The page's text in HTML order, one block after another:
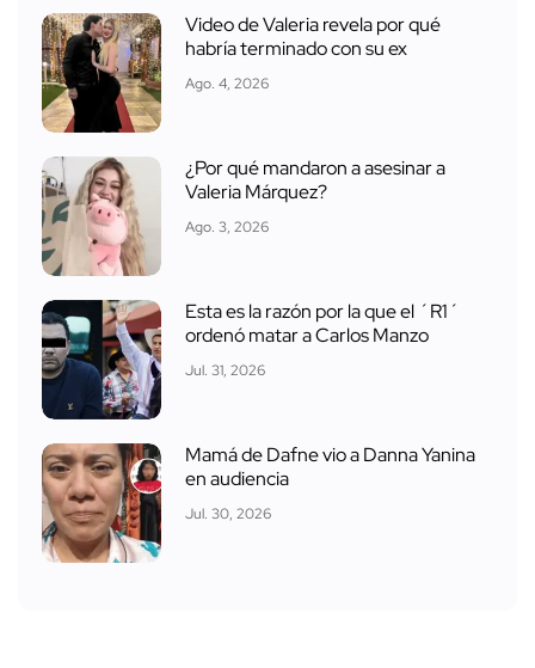
Video de Valeria revela por qué
habría terminado con su ex
Ago. 4, 2026
¿Por qué mandaron a asesinar a
Valeria Márquez?
Ago. 3, 2026
Esta es la razón por la que el ´R1´
ordenó matar a Carlos Manzo
Jul. 31, 2026
Mamá de Dafne vio a Danna Yanina
en audiencia
Jul. 30, 2026